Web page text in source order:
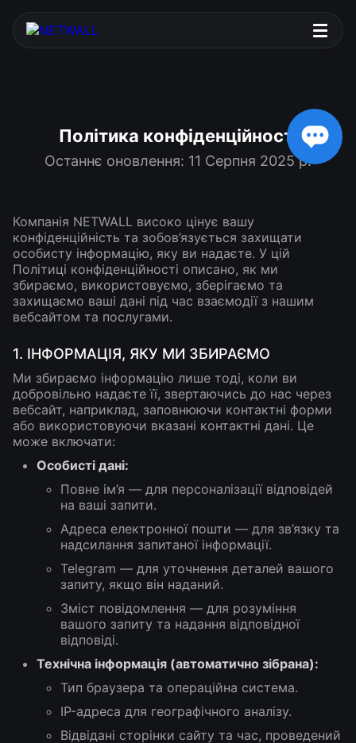
Політика конфіденційності
Останнє оновлення: 11 Серпня 2025 р.
Компанія NETWALL високо цінує вашу
конфіденційність та зобов’язується захищати
особисту інформацію, яку ви надаєте. У цій
Політиці конфіденційності описано, як ми
збираємо, використовуємо, зберігаємо та
захищаємо ваші дані під час взаємодії з нашим
вебсайтом та послугами.
1. ІНФОРМАЦІЯ, ЯКУ МИ ЗБИРАЄМО
Ми збираємо інформацію лише тоді, коли ви
добровільно надаєте її, звертаючись до нас через
вебсайт, наприклад, заповнюючи контактні форми
або використовуючи вказані контактні дані. Це
може включати:
Особисті дані:
Повне ім’я — для персоналізації відповідей
на ваші запити.
Адреса електронної пошти — для зв’язку та
надсилання запитаної інформації.
Telegram — для уточнення деталей вашого
запиту, якщо він наданий.
Зміст повідомлення — для розуміння
вашого запиту та надання відповідної
відповіді.
Технічна інформація (автоматично зібрана):
Тип браузера та операційна система.
IP-адреса для географічного аналізу.
Відвідані сторінки сайту та час, проведений